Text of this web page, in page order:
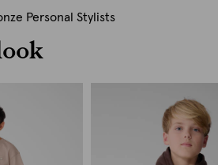
Personal Stylists